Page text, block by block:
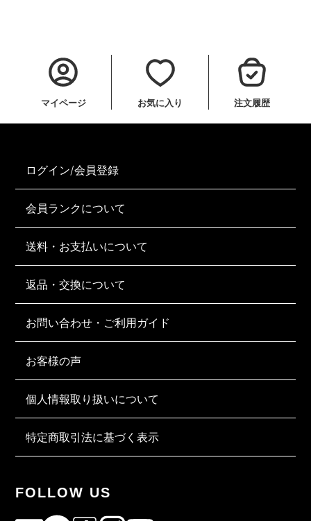
マイページ お気に入り 注文履歴
ログイン/会員登録
会員ランクについて
送料・お支払いについて
返品・交換について
お問い合わせ・ご利用ガイド
お客様の声
個人情報取り扱いについて
特定商取引法に基づく表示
FOLLOW US